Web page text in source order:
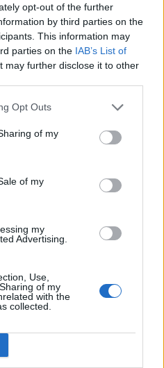
opt-out of the further
by third parties on the
This information may
parties on the IAB’s List of
may further disclose it to other
Opt Outs
of my
of my
my
Advertising.
Use,
of my
with the
collected.
οι δύο συλληφθέντες
της Kastro Cycling Team
Πίστας 2026
από το Νοσοκομείο -
τους γονείς του»
«Αγαπούσε παθολογικά
«Αγαπούσε